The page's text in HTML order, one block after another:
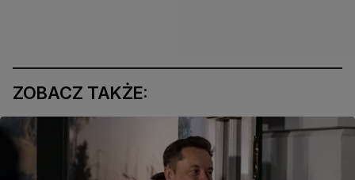
ZOBACZ TAKŻE: